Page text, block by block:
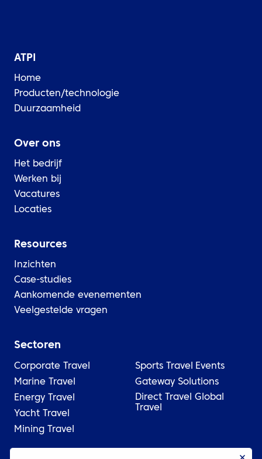
ATPI
Home
Producten/technologie
Duurzaamheid
Over ons
Het bedrijf
Werken bij
Vacatures
Locaties
Resources
Inzichten
Case-studies
Aankomende evenementen
Veelgestelde vragen
Sectoren
Corporate Travel
Marine Travel
Energy Travel
Yacht Travel
Mining Travel
Sports Travel
Events
Gateway Solutions
Direct Travel Global
Travel